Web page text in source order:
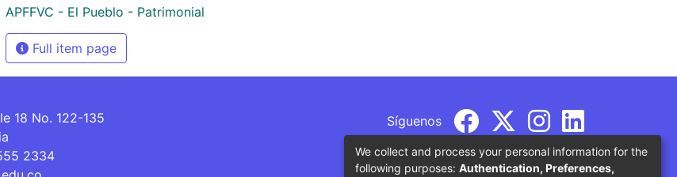
APFFVC - El Pueblo - Patrimonial
Full item page
18 No. 122-135
2334
Síguenos
We collect and process your personal information for the
following purposes: Authentication, Preferences,